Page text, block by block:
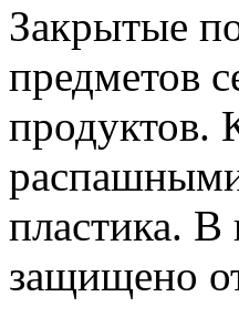
Закрытые
предметов
продуктов.
пластика. В
защищено